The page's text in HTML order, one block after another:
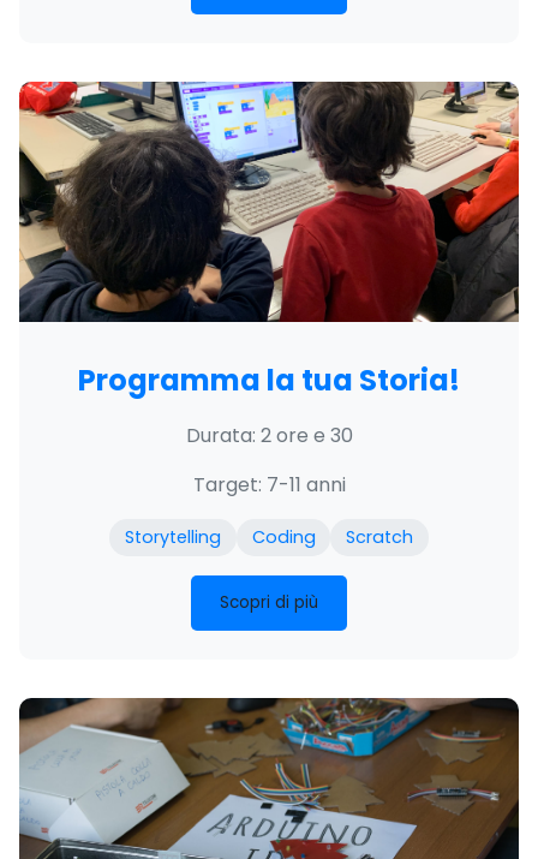
Programma la tua Storia!
Durata: 2 ore e 30
Target: 7-11 anni
Storytelling Coding Scratch
Scopri di più